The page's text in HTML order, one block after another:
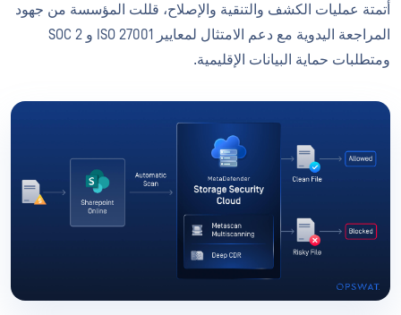
أتمتة عمليات الكشف والتنقية والإصلاح، قللت المؤسسة من جهود
المراجعة اليدوية مع دعم الامتثال لمعايير ISO 27001 و SOC 2
ومتطلبات حماية البيانات الإقليمية.